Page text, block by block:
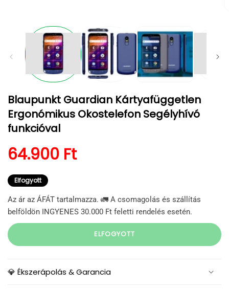
párbeszédpanelen
Blaupunkt Guardian Kártyafüggetlen
Ergonómikus Okostelefon Segélyhívó
funkcióval
Normál ár
64.900 Ft
Elfogyott
Az ár az ÁFÁT tartalmazza. 🚛 A csomagolás és szállítás
belföldön INGYENES 30.000 Ft feletti rendelés esetén.
ELFOGYOTT
💎 Ékszerápolás & Garancia